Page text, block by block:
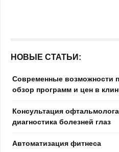
НОВЫЕ СТАТЬИ:
Современные возможности
обзор программ и цен в
Консультация
диагностика болезней глаз
Автоматизация фитнеса